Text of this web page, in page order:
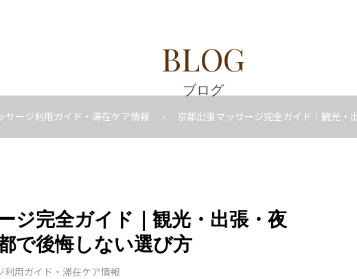
BLOG
ブログ
サージ利用ガイド・滞在ケア情報 京都出張マッサージ完全ガイド｜観光・出
ジ完全ガイド｜観光・出張・夜
で後悔しない選び方
利用ガイド・滞在ケア情報